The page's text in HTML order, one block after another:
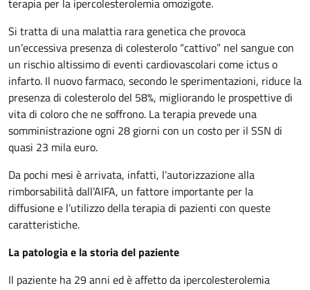
terapia per la ipercolesterolemia omozigote.
Si tratta di una malattia rara genetica che provoca
un’eccessiva presenza di colesterolo “cattivo” nel sangue con
un rischio altissimo di eventi cardiovascolari come ictus o
infarto. Il nuovo farmaco, secondo le sperimentazioni, riduce la
presenza di colesterolo del 58%, migliorando le prospettive di
vita di coloro che ne soffrono. La terapia prevede una
somministrazione ogni 28 giorni con un costo per il SSN di
quasi 23 mila euro.
Da pochi mesi è arrivata, infatti, l’autorizzazione alla
rimborsabilità dall’AIFA, un fattore importante per la
diffusione e l’utilizzo della terapia di pazienti con queste
caratteristiche.
La patologia e la storia del paziente
Il paziente ha 29 anni ed è affetto da ipercolesterolemia